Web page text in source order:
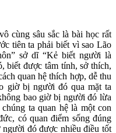
cùng sâu sắc là bài học rất
tiên ta phải biết vì sao Lão
sở dĩ “Kẻ biết người là
biết được tâm tính, sở thích,
quan hệ thích hợp, dễ thu
giờ bị người đó qua mặt ta
bao giờ bị người đó lừa
ta quan hệ là một con
có quan điểm sống đúng
người đó được nhiều điều tốt